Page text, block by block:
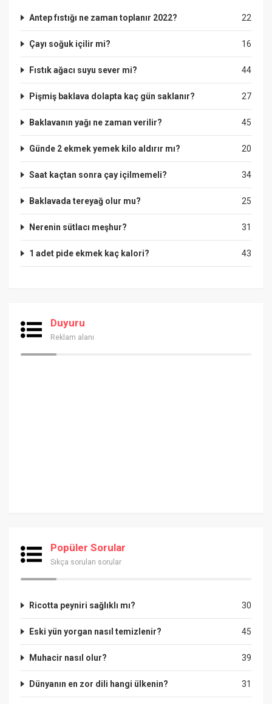
22
Antep fıstığı ne zaman toplanır 2022?
16
Çayı soğuk içilir mi?
44
Fıstık ağacı suyu sever mi?
27
Pişmiş baklava dolapta kaç gün saklanır?
45
Baklavanın yağı ne zaman verilir?
20
Günde 2 ekmek yemek kilo aldırır mı?
34
Saat kaçtan sonra çay içilmemeli?
25
Baklavada tereyağ olur mu?
31
Nerenin sütlacı meşhur?
43
1 adet pide ekmek kaç kalori?
Duyuru
Reklam alanı
Popüler Sorular
Sıkça sorulan sorular
30
Ricotta peyniri sağlıklı mı?
45
Eski yün yorgan nasıl temizlenir?
39
Muhacir nasıl olur?
31
Dünyanın en zor dili hangi ülkenin?